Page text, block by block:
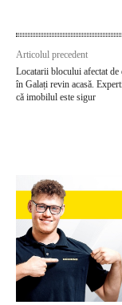
Articolul precedent
Locatarii blocului afectat de
în Galați revin acasă.
că imobilul este sigur